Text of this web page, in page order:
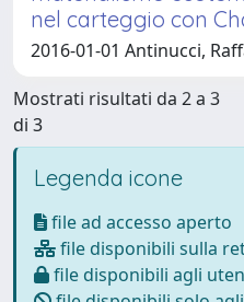
nel carteggio con
2016-01-01 Antinucci,
Mostrati risultati da 2 a 3
di 3
Legenda icone
file ad accesso aperto
file disponibili sulla
file disponibili agli